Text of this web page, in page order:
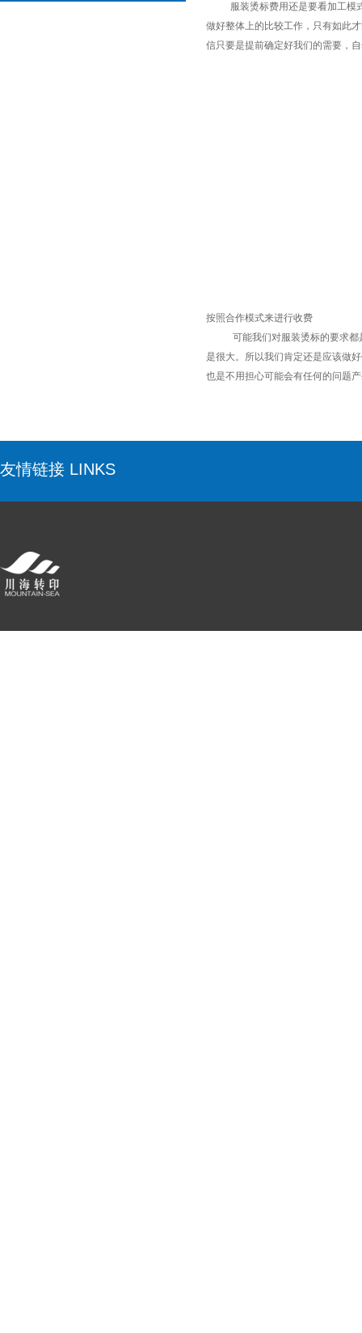
服装烫标费用还是要看加工模式
做好整体上的比较工作，只有如此
信只要是提前确定好我们的需要，
按照合作模式来进行收费
可能我们对服装烫标的要求都是
是很大。所以我们肯定还是应该做
也是不用担心可能会有任何的问题
友情链接 LINKS